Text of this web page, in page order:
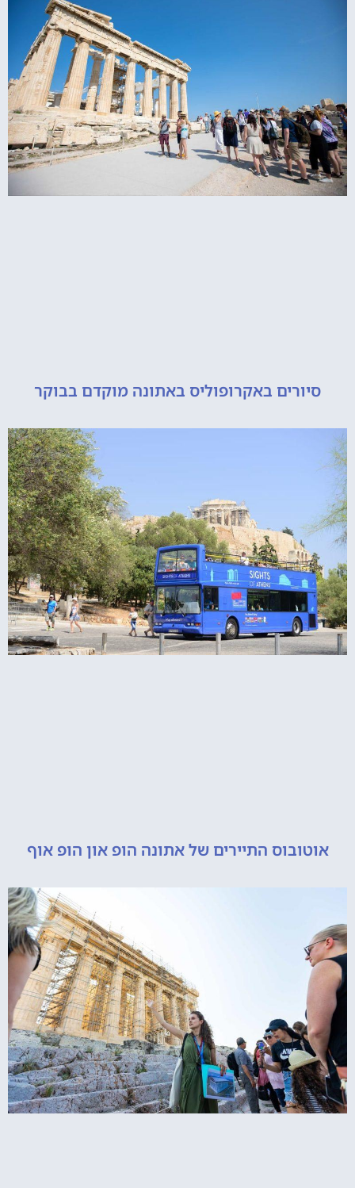
באקרופוליס באתונה מוקדם בבוקר
התיירים של אתונה הופ און הופ אוף